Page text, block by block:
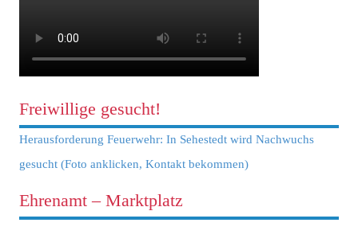
Freiwillige gesucht!
Herausforderung Feuerwehr: In Sehestedt wird Nachwuchs
gesucht (Foto anklicken, Kontakt bekommen)
Ehrenamt – Marktplatz